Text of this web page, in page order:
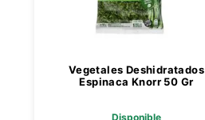
Vegetales Deshidratados
Espinaca Knorr 50 Gr
Disponible